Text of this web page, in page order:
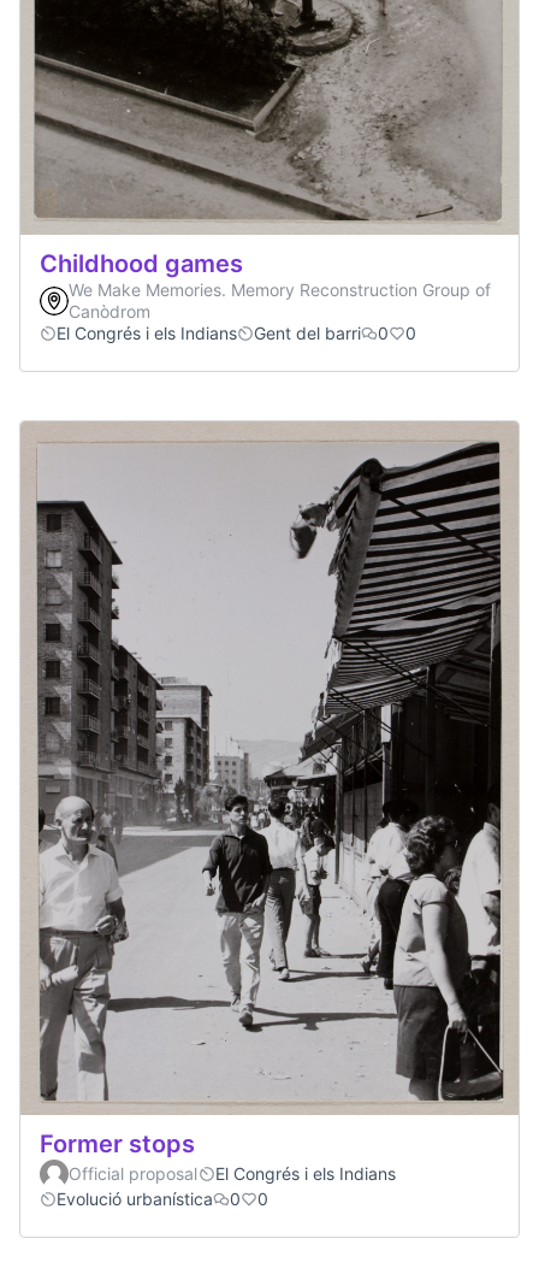
Childhood games
We Make Memories. Memory Reconstruction Group of
Canòdrom
El Congrés i els Indians
Gent del barri 0 0
Former stops
Official proposal
El Congrés i els Indians
Evolució urbanística
0 0